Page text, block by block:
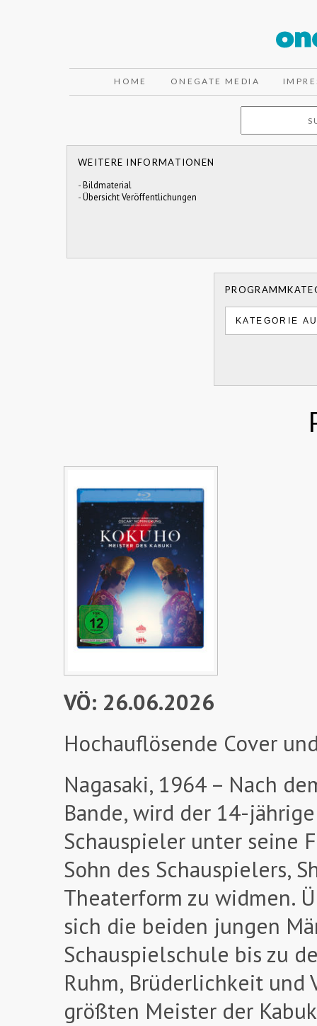
HOME ONEGATE MEDIA
WEITERE INFORMATIONEN
-Bildmaterial
-Übersicht Veröffentlichungen
VÖ: 26.06.2026
Hochauflösende Cover
Nagasaki, 1964 – Nach
Bande, wird der 14-
Schauspieler unter seine
Sohn des Schauspielers,
Theaterform zu widmen.
sich die beiden jungen
Schauspielschule bis zu
Ruhm, Brüderlichkeit und
größten Meister der